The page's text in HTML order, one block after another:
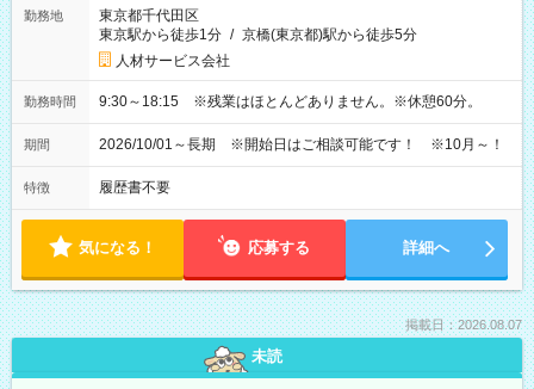
勤務地
東京都千代田区
東京駅から徒歩1分 / 京橋(東京都)駅から徒歩5分
人材サービス会社
勤務時間 9:30～18:15 ※残業はほとんどありません。※休憩60分。
期間 2026/10/01～長期 ※開始日はご相談可能です！ ※10月～！
特徴 履歴書不要
気になる！ 応募する 詳細へ
掲載日：2026.08.07
未読